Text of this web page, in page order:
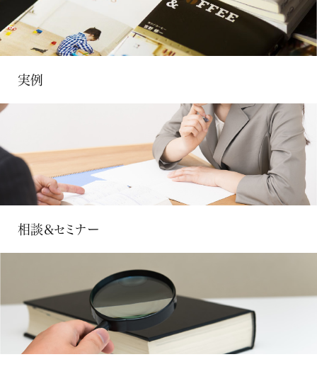
実例
相談&セミナー